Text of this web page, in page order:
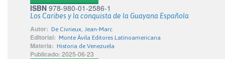
ISBN 978-980-01-2586-1
Los Caribes y la conquista de la Guayana Española
Autor: De Civrieux, Jean-Marc
Editorial: Monte Ávila Editores Latinoamericana
Materia: Historia de Venezuela
Publicado: 2025-06-23